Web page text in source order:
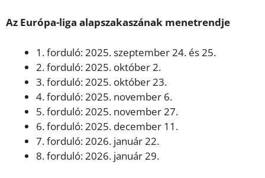
Az Európa-liga alapszakaszának menetrendje
1. forduló: 2025. szeptember 24. és 25.
2. forduló: 2025. október 2.
3. forduló: 2025. október 23.
4. forduló: 2025. november 6.
5. forduló: 2025. november 27.
6. forduló: 2025. december 11.
7. forduló: 2026. január 22.
8. forduló: 2026. január 29.